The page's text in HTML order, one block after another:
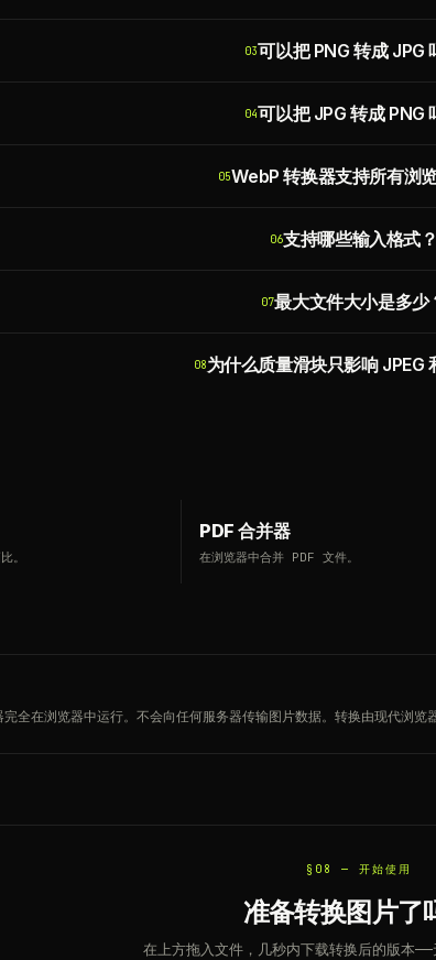
03可以把 PNG 转成 JPG
04可以把 JPG 转成 PNG
05WebP 转换器支持所有浏
06支持哪些输入格式？
07最大文件大小是多少
08为什么质量滑块只影响 JPEG
。
PDF 合并器
在浏览器中合并 PDF 文件。
在浏览器中运行。不会向任何服务器传输图片数据。转换由现代浏览
§08 — 开始使用
准备转换图片了
在上方拖入文件，几秒内下载转换后的版本——